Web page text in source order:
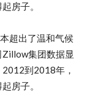
房子。
超出了温和气候
集团数据显
到2018年，
房子。